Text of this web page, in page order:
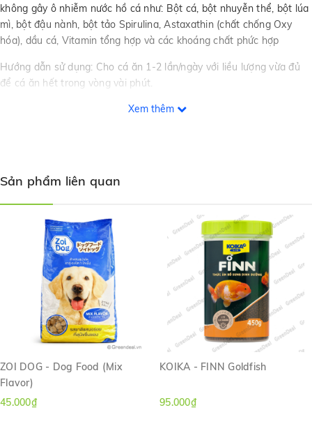
không gây ô nhiễm nước hồ cá như: Bột cá, bột nhuyễn thể, bột lúa
mì, bột đậu nành, bột tảo Spirulina, Astaxathin (chất chống Oxy
hóa), dầu cá, Vitamin tổng hợp và các khoáng chất phức hợp
Hướng dẫn sử dụng: Cho cá ăn 1-2 lần/ngày với liều lượng vừa đủ
để cá ăn hết trong vòng vài phút.
Xem thêm
Sản phẩm liên quan
ZOI DOG - Dog Food (Mix
Flavor)
45.000₫
KOIKA - FINN Goldfish
95.000₫